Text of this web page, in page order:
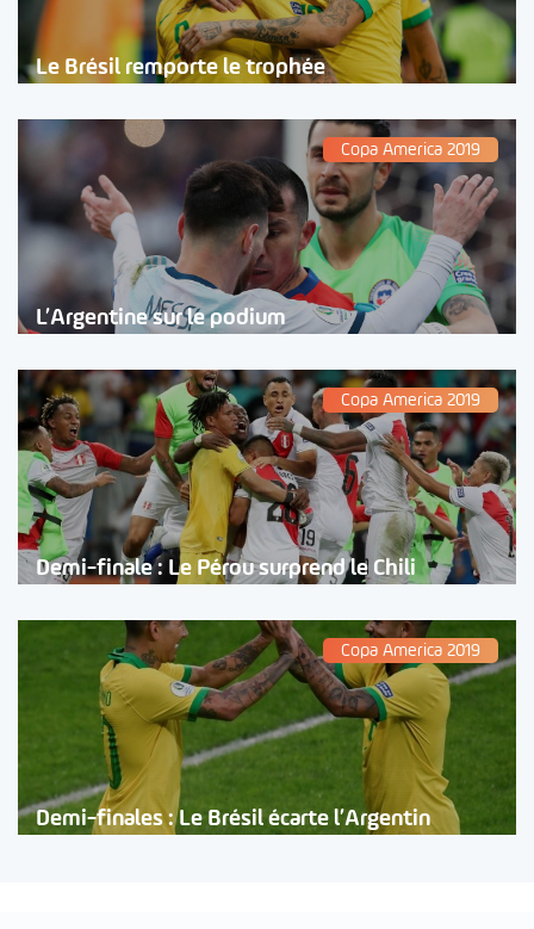
Le Brésil remporte le trophée
Copa America 2019
L’Argentine sur le podium
Copa America 2019
Demi-finale : Le Pérou surprend le Chili
Copa America 2019
Demi-finales : Le Brésil écarte l’Argentin